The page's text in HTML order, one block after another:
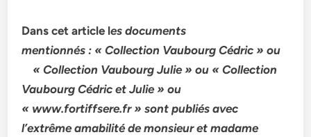
Dans cet article les documents
mentionnés : « Collection Vaubourg Cédric » ou
« Collection Vaubourg Julie » ou « Collection
Vaubourg Cédric et Julie » ou
« www.fortiffsere.fr » sont publiés avec
l’extrême amabilité de monsieur et madame